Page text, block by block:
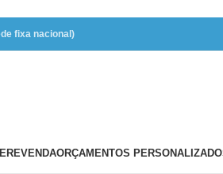
fixa nacional)
REVENDAORÇAMENTOS